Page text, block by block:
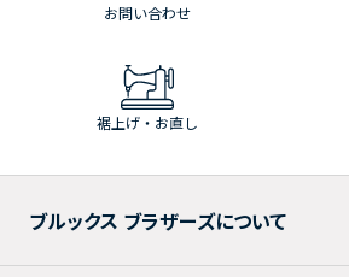
お問い合わせ
裾上げ・お直し
ブルックス ブラザーズについて